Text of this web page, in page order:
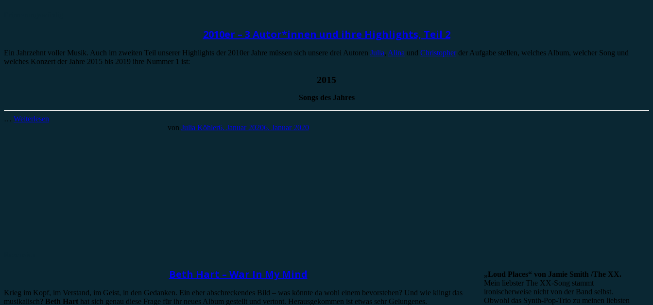
2010er – 3 Autor*innen und ihre Highlights, Teil 2
Ein Jahrzehnt voller Musik. Auch im zweiten Teil unserer Highlights der 2010er Jahre müssen sich unsere drei Autoren Julia, Alina und Christopherder Aufgabe stellen, welches Album, welcher Song und
welches Konzert der Jahre 2015 bis 2019 ihre Nummer 1 ist:
2015
Songs des Jahres
„Loud Places“ von Jamie Smith /The XX.
Mein liebster The XX-Song stammt
ironischerweise nicht von der Band selbst.
Obwohl das Synth-Pop-Trio zu meinen liebsten
… Weiterlesen
von Julia Köhler6. Januar 20206. Januar 2020
Beth Hart – War In My Mind
Krieg im Kopf, im Verstand, im Geist, in den Gedanken. Ein eher abschreckendes Bild – was könnte da wohl einem bevorstehen? Und wie klingt das
musikalisch? Beth Hart hat sich genau diese Frage für ihr neues Album gestellt und vertont. Herausgekommen ist etwas sehr Gelungenes.